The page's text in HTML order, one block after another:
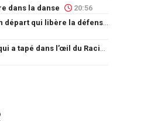
dans la danse
20:56